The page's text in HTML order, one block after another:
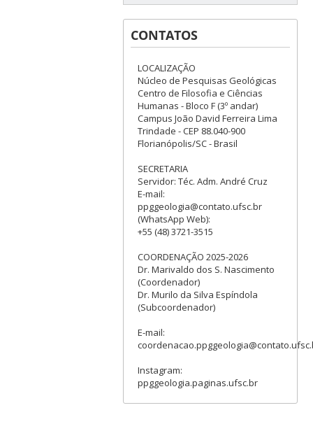
Secretaria do Programa de
Pós-Graduação em Geologia
– UFSC - Centro de Filosofia e
Ciências Humanas - Bloco F –
3º piso - Campus Reitor João
David Ferreira Lima - Trindade
– Florianópolis, SC
CONTATOS
LOCALIZAÇÃO
Núcleo de Pesquisas Geológicas
Centro de Filosofia e Ciências
Humanas - Bloco F (3º andar)
Campus João David Ferreira Lima
Trindade - CEP 88.040-900
Florianópolis/SC - Brasil
SECRETARIA
Servidor: Téc. Adm. André Cruz
E-mail:
ppggeologia@contato.ufsc.br
(WhatsApp Web):
+55 (48) 3721-3515
COORDENAÇÃO 2025-2026
Dr. Marivaldo dos S. Nascimento
(Coordenador)
Dr. Murilo da Silva Espíndola
(Subcoordenador)
E-mail:
Instagram:
ppggeologia.paginas.ufsc.br